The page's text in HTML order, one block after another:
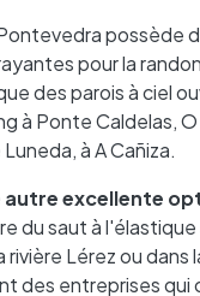
possède
pour la
des parois à ciel
à Ponte Caldelas,
à A Cañiza.
autre excellente
du saut à
Lérez ou dans
des entreprises qui